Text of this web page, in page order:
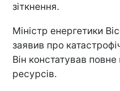
зіткнення.
Міністр енергетики
заявив про
Він констатував
ресурсів.